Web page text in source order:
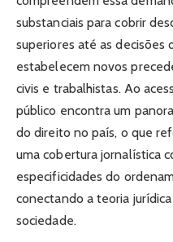
substanciais para cobrir
superiores até as decisões
estabelecem novos
civis e trabalhistas. Ao
público encontra um
do direito no país, o que
uma cobertura jornalística
especificidades do
conectando a teoria
sociedade.